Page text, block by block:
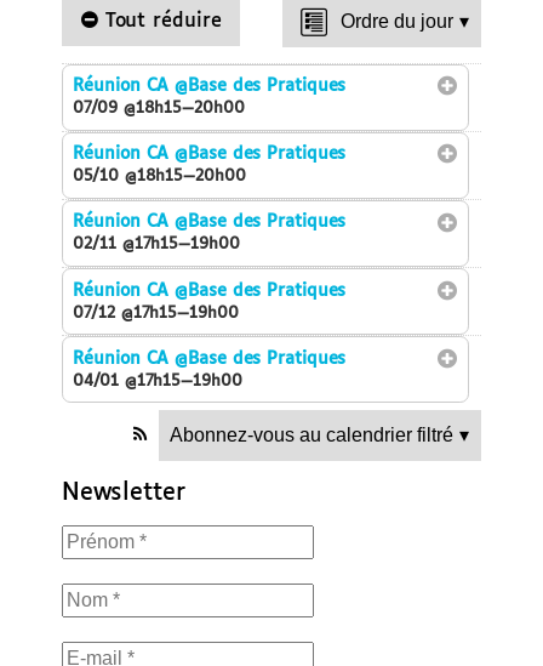
Tout réduire Ordre du jour ▾
Réunion CA@Base des Pratiques
07/09 @18h15—20h00
Réunion CA@Base des Pratiques
05/10 @18h15—20h00
Réunion CA@Base des Pratiques
02/11 @17h15—19h00
Réunion CA@Base des Pratiques
07/12 @17h15—19h00
Réunion CA@Base des Pratiques
04/01 @17h15—19h00
Abonnez-vous au calendrier filtré ▾
Newsletter